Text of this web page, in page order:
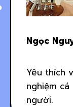
Ngọc
Yêu thích
nghiệm
người.